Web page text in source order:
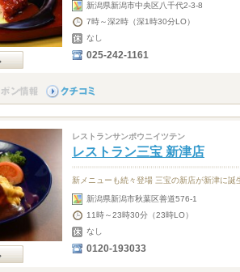
新潟県新潟市中央区八千代2-3-8
7時～深2時（深1時30分LO）
なし
025-242-1161
レストランサンポウニイツテン
レストラン三宝 新津店
新メニューも続々登場 三宝の新店が新津に誕
新潟県新潟市秋葉区善道576-1
11時～23時30分（23時LO）
なし
0120-193033